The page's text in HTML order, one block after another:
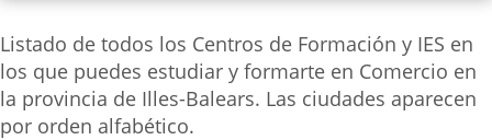
Listado de todos los Centros de Formación y IES en
los que puedes estudiar y formarte en Comercio en
la provincia de Illes-Balears. Las ciudades aparecen
por orden alfabético.